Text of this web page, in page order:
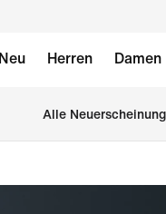
Neu Herren Damen
Alle